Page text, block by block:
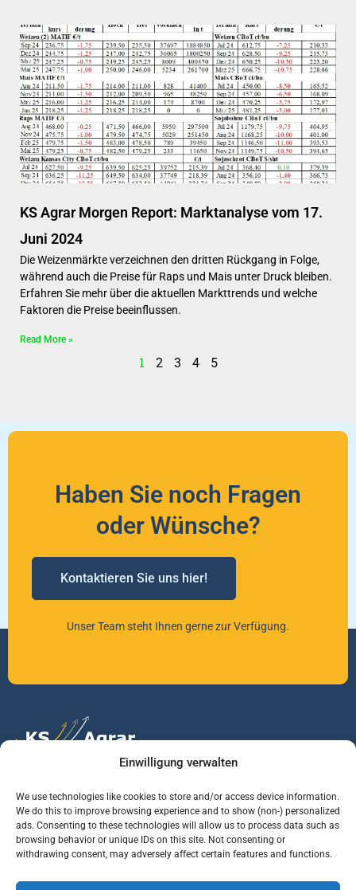
Einwilligung verwalten
We use technologies like cookies to store and/or access device information.
We do this to improve browsing experience and to show (non-) personalized
ads. Consenting to these technologies will allow us to process data such as
browsing behavior or unique IDs on this site. Not consenting or
withdrawing consent, may adversely affect certain features and functions.
KS Agrar Morgen Report: Marktanalyse vom 17.
Juni 2024
Die Weizenmärkte verzeichnen den dritten Rückgang in Folge,
während auch die Preise für Raps und Mais unter Druck bleiben.
Erfahren Sie mehr über die aktuellen Markttrends und welche
Faktoren die Preise beeinflussen.
Read More »
1 2 3 4 5
Haben Sie noch Fragen
oder Wünsche?
Kontaktieren Sie uns hier!
Unser Team steht Ihnen gerne zur Verfügung.
Services Jobs Informationen